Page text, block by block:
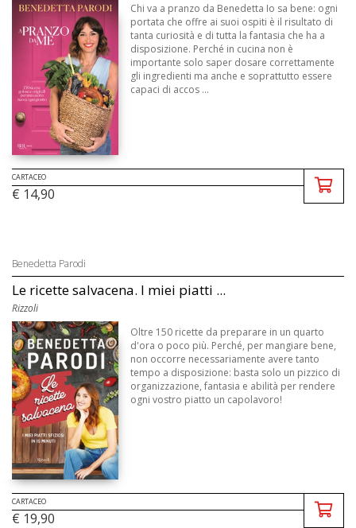
Chi va a pranzo da Benedetta Io sa bene: ogni
portata che offre ai suoi ospiti è il risultato di
tanta curiosità e di tutta la fantasia che ha a
disposizione. Perché in cucina non è
importante solo saper dosare correttamente
gli ingredienti ma anche e soprattutto essere
capaci di accos ...
CARTACEO
€ 14,90
Benedetta Parodi
Le ricette salvacena. I miei piatti ...
Rizzoli
Oltre 150 ricette da preparare in un quarto
d'ora o poco più. Perché, per mangiare bene,
non occorre necessariamente avere tanto
tempo a disposizione: basta solo un pizzico di
organizzazione, fantasia e abilità per rendere
ogni vostro piatto un capolavoro!
CARTACEO
€ 19,90